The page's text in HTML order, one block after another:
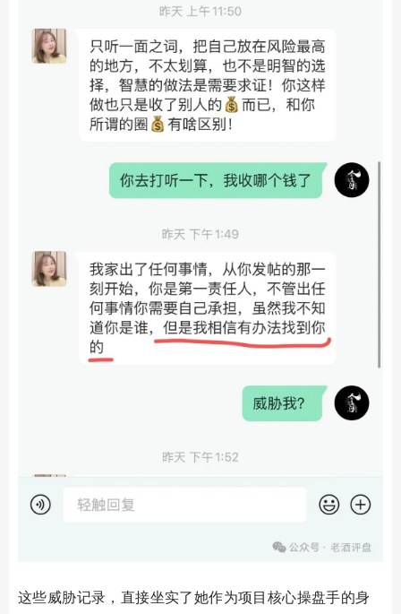
这些威胁记录，直接坐实了她作为项目核心操盘手的身